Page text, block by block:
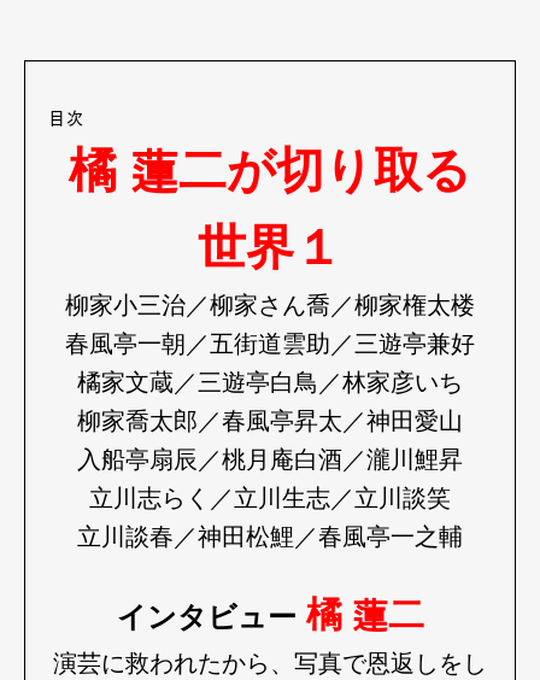
目次
橘 蓮二が切り取る
世界１
柳家小三治／柳家さん喬／柳家権太楼
春風亭一朝／五街道雲助／三遊亭兼好
橘家文蔵／三遊亭白鳥／林家彦いち
柳家喬太郎／春風亭昇太／神田愛山
入船亭扇辰／桃月庵白酒／瀧川鯉昇
立川志らく／立川生志／立川談笑
立川談春／神田松鯉／春風亭一之輔
インタビュー 橘 蓮二
演芸に救われたから、写真で恩返しをし